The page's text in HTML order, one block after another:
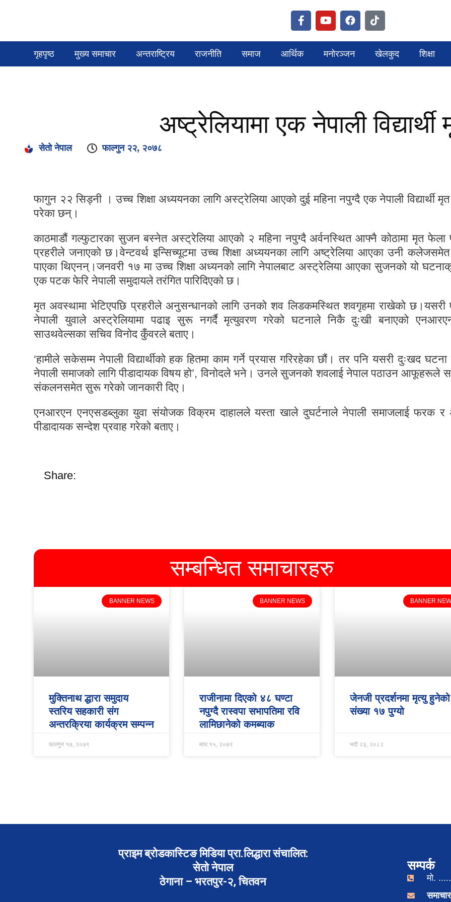
गृहपृष्ठ मुख्य समाचार अन्तराष्ट्रिय राजनीति समाज आर्थिक मनोरञ्जन खेलकुद शिक्षा
अष्ट्रेलियामा एक नेपाली
सेतो नेपाल फाल्गुन २२, २०७८
फागुन २२ सिड्नी । उच्च शिक्षा अध्ययनका लागि अस्ट्रेलिया आएको दुई महिना नपुग्दै एक नेपाली विद्यार्थी
परेका छन्।
काठमाडौं गल्फुटारका सुजन बस्नेत अस्ट्रेलिया आएको २ महिना नपुग्दै अर्वनस्थित आफ्नै कोठामा मृत फेला
प्रहरीले जनाएको छ।वेन्टवर्थ इन्सिच्यूटमा उच्च शिक्षा अध्ययनका लागि अष्ट्रेलिया आएका उनी
पाएका थिएनन्।जनवरी १७ मा उच्च शिक्षा अध्यनको लागि नेपालबाट अस्ट्रेलिया आएका सुजनको यो
एक पटक फेरि नेपाली समुदायले तरंगित पारिदिएको छ।
मृत अवस्थामा भेटिएपछि प्रहरीले अनुसन्धानको लागि उनको शव लिडकमस्थित शवगृहमा राखेको छ।यसरी
नेपाली युवाले अस्ट्रेलियामा पढाइ सुरू नगर्दै मृत्युवरण गरेको घटनाले निकै दुःखी बनाएको
साउथवेल्सका सचिव विनोद कुँवरले बताए।
‘हामीले सकेसम्म नेपाली विद्यार्थीको हक हितमा काम गर्ने प्रयास गरिरहेका छौं। तर पनि यसरी दुःखद
नेपाली समाजको लागि पीडादायक विषय हो’, विनोदले भने। उनले सुजनको शवलाई नेपाल पठाउन आफूहरूले
संकलनसमेत सुरू गरेको जानकारी दिए।
एनआरएन एनएसडब्लुका युवा संयोजक विक्रम दाहालले यस्ता खाले दुघर्टनाले नेपाली समाजलाई फरक
पीडादायक सन्देश प्रवाह गरेको बताए।
Share:
सम्बन्धित समाचारहरु
BANNER NEWS
मुक्तिनाथ द्धारा समुदाय
स्तरिय सहकारी संग
अन्तरक्रिया कार्यक्रम सम्पन्न
फाल्गुन १७, २०७९
BANNER NEWS
राजीनामा दिएको ४८ घण्टा
नपुग्दै रास्वपा सभापतिमा रवि
लामिछानेको कमब्याक
माघ १५, २०७९
BANNER
जेनजी प्रदर्शनमा मृत्यु हुनेको
संख्या १७ पुग्यो
भदौ २३, २०८२
प्राइम ब्रोडकास्टिङ मिडिया प्रा.लिद्धारा संचालित:
सेतो नेपाल
ठेगाना – भरतपुर-२, चितवन
सम्पर्क
मो.